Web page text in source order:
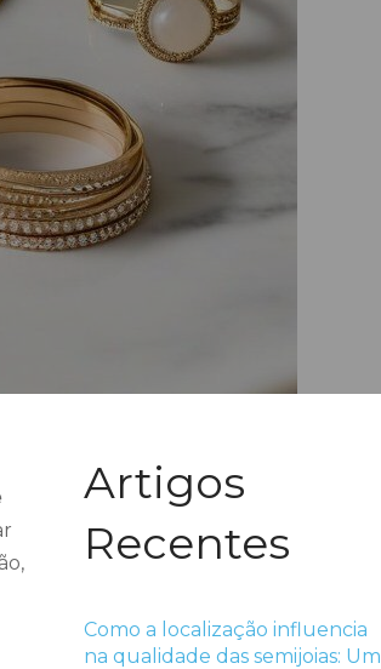
Artigos
Recentes
Como a localização influencia
na qualidade das semijoias: Um